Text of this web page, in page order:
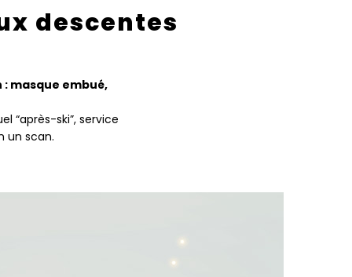
descentes
masque embué,
“après-ski”, service
un scan.